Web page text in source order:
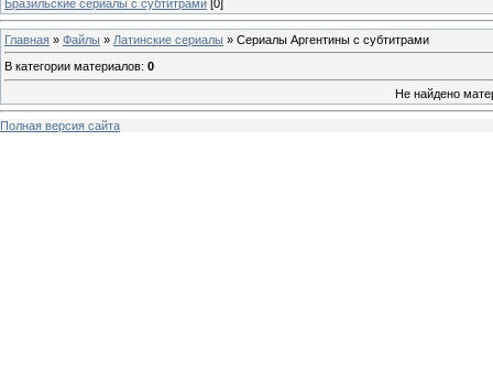
Бразильские сериалы с субтитрами [0]
Главная » Файлы » Латинские сериалы » Сериалы Аргентины с субтитрами
В категории материалов: 0
Не найдено
Полная версия сайта